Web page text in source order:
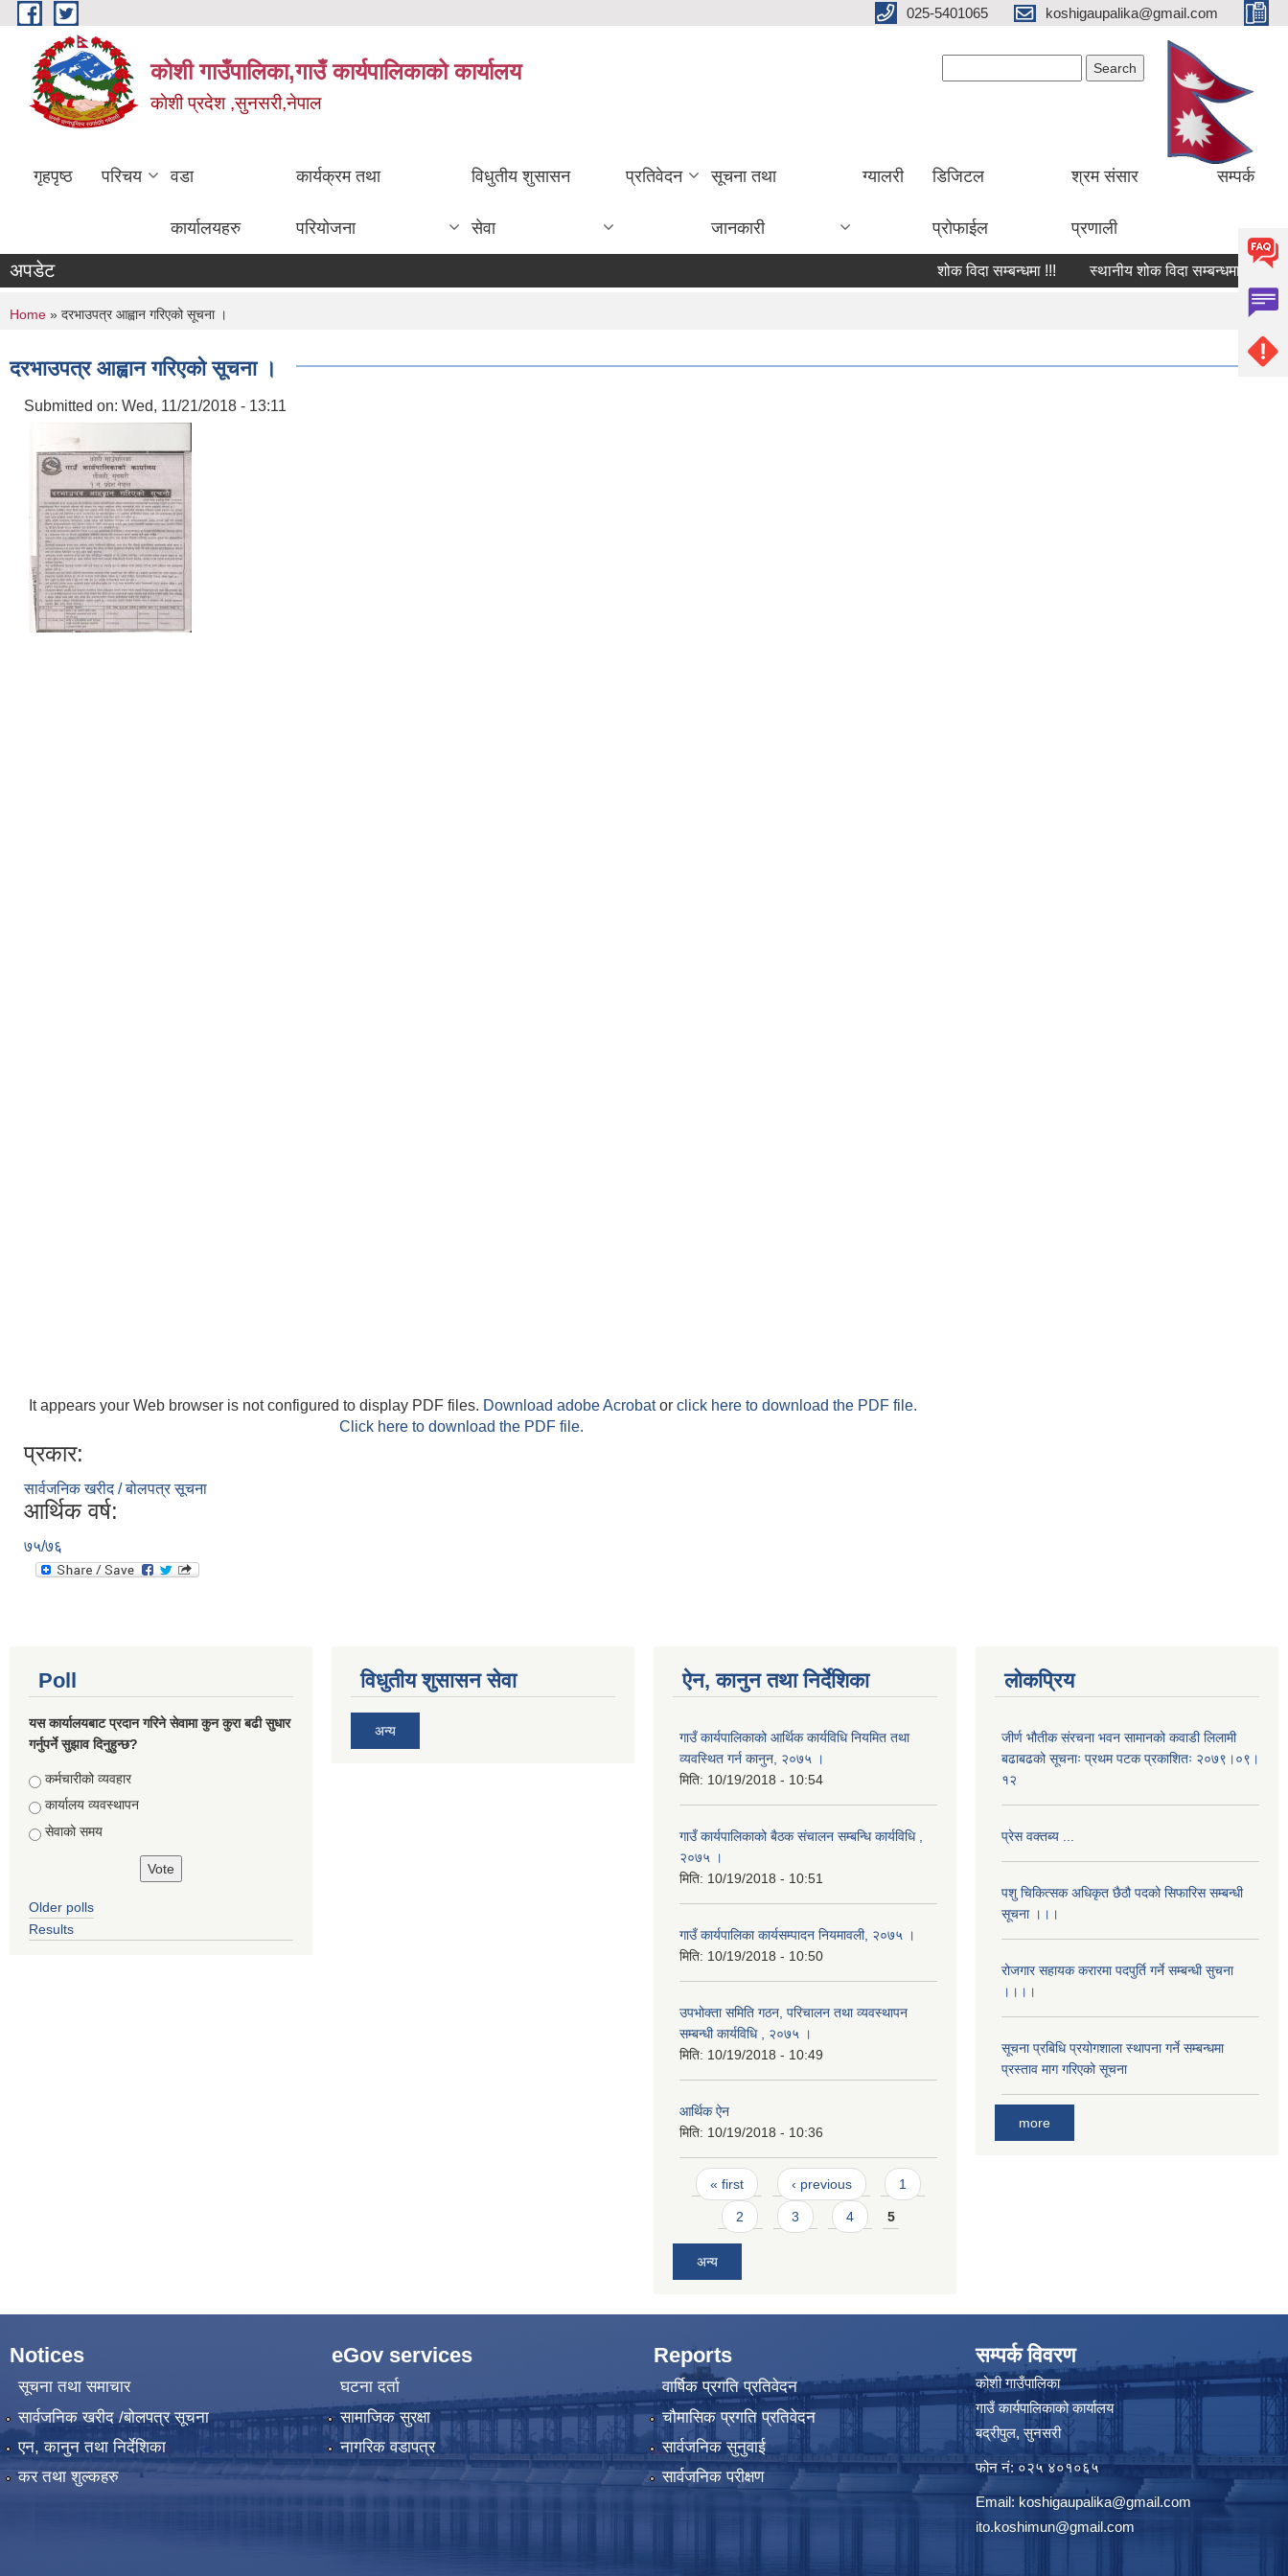
Skip to main content 025-5401065 koshigaupalika@gmail.com
कोशी गाउँपालिका,गाउँ कार्यपालिकाको कार्यालय
काेशी प्रदेश ,सुनसरी,नेपाल
गृहपृष्ठ परिचय वडा
कार्यालयहरु
कार्यक्रम तथा
परियोजना
विधुतीय शुसासन
सेवा
प्रतिवेदन सूचना तथा
जानकारी
ग्यालरी डिजिटल
प्रोफाईल
श्रम संसार
प्रणाली
सम्पर्क
अपडेट शोक विदा सम्बन्धमा !!! स्थानीय शोक विदा सम्बन्धमा !!!
You are here
Home » दरभाउपत्र आह्वान गरिएको सूचना ।
दरभाउपत्र आह्वान गरिएको सूचना ।
Submitted on: Wed, 11/21/2018 - 13:11
It appears your Web browser is not configured to display PDF files. Download adobe Acrobator click here to download the PDF file.
Click here to download the PDF file.
प्रकार:
सार्वजनिक खरीद / बोलपत्र सूचना
आर्थिक वर्ष:
७५/७६
Poll
यस कार्यालयबाट प्रदान गरिने सेवामा कुन कुरा बढी सुधार
गर्नुपर्ने सुझाव दिनुहुन्छ?
Choices
कर्मचारीको व्यवहार
कार्यालय व्यवस्थापन
सेवाको समय
Older polls
Results
विधुतीय शुसासन सेवा
अन्य
ऐन, कानुन तथा निर्देशिका
गाउँ कार्यपालिकाको आर्थिक कार्यविधि नियमित तथा
व्यवस्थित गर्न कानुन, २०७५ ।
मिति: 10/19/2018 - 10:54
गाउँ कार्यपालिकाको बैठक संचालन सम्बन्धि कार्यविधि ,
२०७५ ।
मिति: 10/19/2018 - 10:51
गाउँ कार्यपालिका कार्यसम्पादन नियमावली, २०७५ ।
मिति: 10/19/2018 - 10:50
उपभोक्ता समिति गठन, परिचालन तथा व्यवस्थापन
सम्बन्धी कार्यविधि , २०७५ ।
मिति: 10/19/2018 - 10:49
आर्थिक ऐन
मिति: 10/19/2018 - 10:36
Pages
« first ‹ previous 1
2 3 4 5
अन्य
लोकप्रिय
जीर्ण भौतीक संरचना भवन सामानको कवाडी लिलामी
बढाबढको सूचनाः प्रथम पटक प्रकाशितः २०७९।०९।
१२
प्रेस वक्तब्य ...
पशु चिकित्सक अधिकृत छैठौ पदको सिफारिस सम्बन्धी
सूचना ।।।
रोजगार सहायक करारमा पदपुर्ति गर्ने सम्बन्धी सुचना
।।।।
सूचना प्रबिधि प्रयोगशाला स्थापना गर्ने सम्बन्धमा
प्रस्ताव माग गरिएको सूचना
more
Notices
सूचना तथा समाचार
सार्वजनिक खरीद /बोलपत्र सूचना
एन, कानुन तथा निर्देशिका
कर तथा शुल्कहरु
eGov services
घटना दर्ता
सामाजिक सुरक्षा
नागरिक वडापत्र
Reports
वार्षिक प्रगति प्रतिवेदन
चौमासिक प्रगति प्रतिवेदन
सार्वजनिक सुनुवाई
सार्वजनिक परीक्षण
सम्पर्क विवरण
कोशी गाउँपालिका
गाउँ कार्यपालिकाको कार्यालय
बद्रीपुल, सुनसरी
फोन नं: ०२५ ४०१०६५
Email: koshigaupalika@gmail.com
ito.koshimun@gmail.com